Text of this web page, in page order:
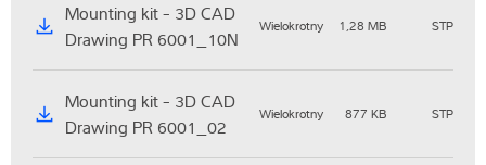
Mounting kit - 3D CAD
Drawing PR 6001_10N
Wielokrotny 1,28 MB STP
Mounting kit - 3D CAD
Drawing PR 6001_02
Wielokrotny 877 KB STP